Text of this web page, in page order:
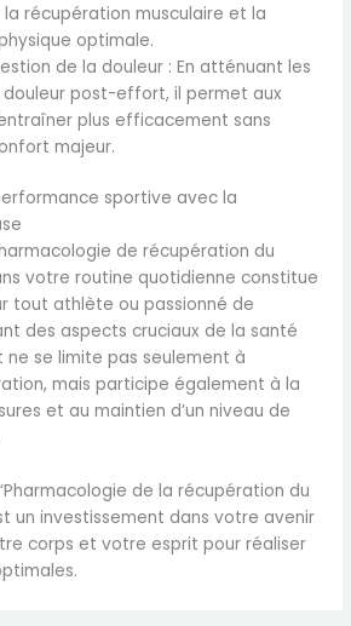
récupération musculaire et la
optimale.
de la douleur : En atténuant les
douleur post-effort, il permet aux
plus efficacement sans
majeur.
sportive avec la
de récupération du
votre routine quotidienne constitue
tout athlète ou passionné de
des aspects cruciaux de la santé
ne se limite pas seulement à
mais participe également à la
et au maintien d’un niveau de
de la récupération du
un investissement dans votre avenir
corps et votre esprit pour réaliser